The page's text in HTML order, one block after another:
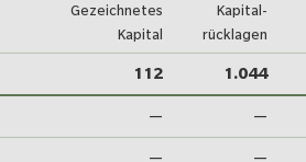
2025
Ge­zeichnetes
Kapital
Kapital­
rücklagen
112 1.044
— —
— —